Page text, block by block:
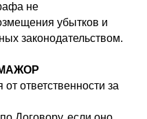
не
убытков и
законодательством.
ответственности за